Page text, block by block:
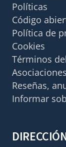
Políticas
Código
Política de
Cookies
Términos
Reseñas,
Informar